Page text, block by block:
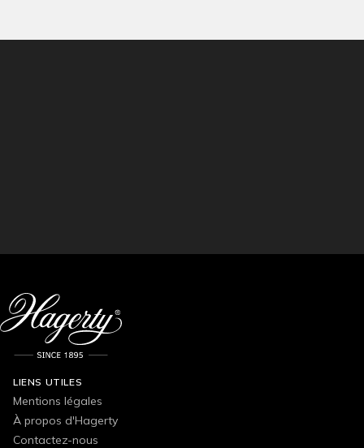
LIENS UTILES
Mentions légales
À propos d'Hagerty
Contactez-nous